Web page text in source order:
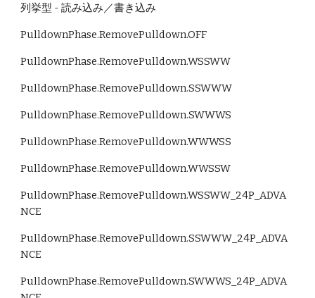
列挙型 - 読み込み／書き込み
PulldownPhase.RemovePulldown.OFF
PulldownPhase.RemovePulldown.WSSWW
PulldownPhase.RemovePulldown.SSWWW
PulldownPhase.RemovePulldown.SWWWS
PulldownPhase.RemovePulldown.WWWSS
PulldownPhase.RemovePulldown.WWSSW
PulldownPhase.RemovePulldown.WSSWW_24P_ADVA
NCE
PulldownPhase.RemovePulldown.SSWWW_24P_ADVA
NCE
PulldownPhase.RemovePulldown.SWWWS_24P_ADVA